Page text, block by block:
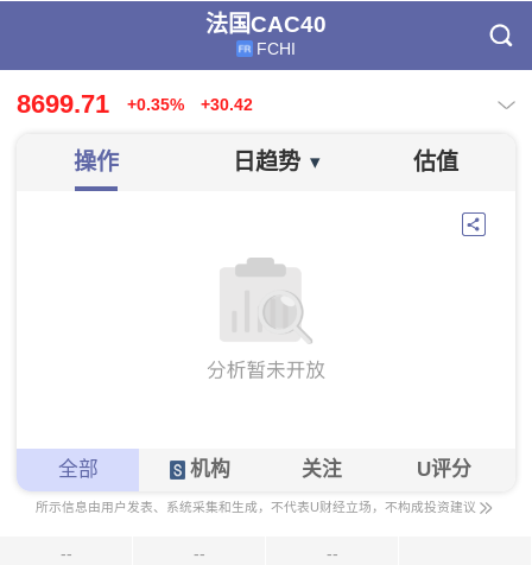
法国CAC40
FCHI
8699.71 +0.35% +30.42
操作 日趋势 ▾ 估值
全部 机构 关注 U评分
所示信息由用户发表、系统采集和生成，不代表U财经立场，不构成投资建议
--
--
--